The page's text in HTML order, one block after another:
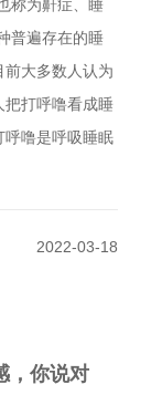
称为鼾症、睡
普遍存在的睡
大多数人认为
把打呼噜看成睡
呼噜是呼吸睡眠
2022-03-18
，你说对